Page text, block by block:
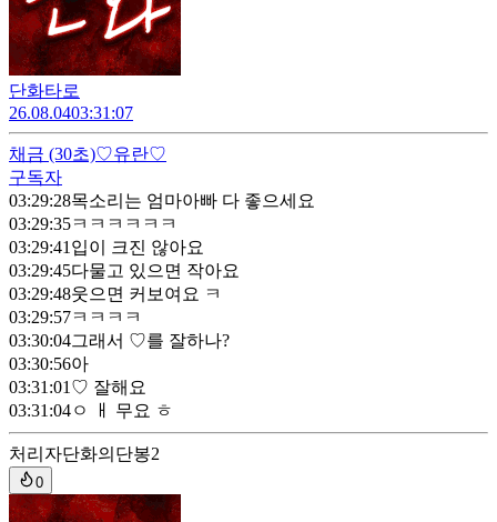
단화타로
26.08.0403:31:07
채금 (30초)♡유란♡
구독자
03:29:28목소리는 엄마아빠 다 좋으세요
03:29:35ㅋㅋㅋㅋㅋㅋ
03:29:41 입이 크진 않아요
03:29:45다물고 있으면 작아요
03:29:48웃으면 커보여요 ㅋ
03:29:57ㅋㅋㅋㅋ
03:30:04그래서 ♡를 잘하나?
03:30:56아
03:31:01 ♡ 잘해요
03:31:04ㅇ ㅐ 무요 ㅎ
처리자단화의단봉2
0